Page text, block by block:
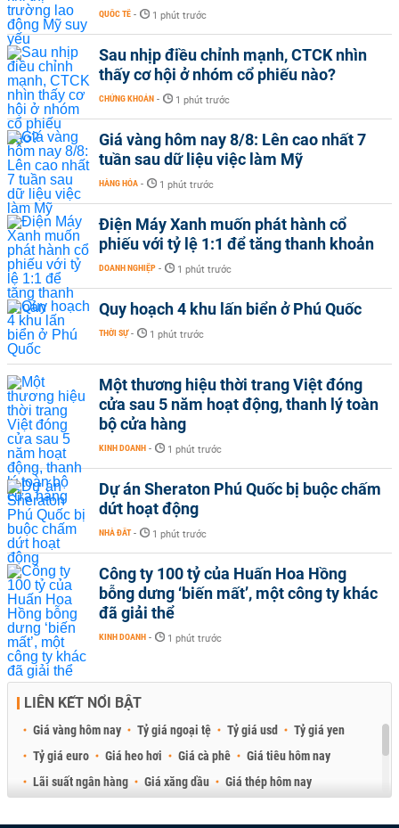
QUỐC TẾ - 1 phút trước
Sau nhịp điều chỉnh mạnh, CTCK nhìn
thấy cơ hội ở nhóm cổ phiếu nào?
CHỨNG KHOÁN - 1 phút trước
Giá vàng hôm nay 8/8: Lên cao nhất 7
tuần sau dữ liệu việc làm Mỹ
HÀNG HÓA - 1 phút trước
Điện Máy Xanh muốn phát hành cổ
phiếu với tỷ lệ 1:1 để tăng thanh khoản
DOANH NGHIỆP - 1 phút trước
Quy hoạch 4 khu lấn biển ở Phú Quốc
THỜI SỰ - 1 phút trước
Một thương hiệu thời trang Việt đóng
cửa sau 5 năm hoạt động, thanh lý toàn
bộ cửa hàng
KINH DOANH - 1 phút trước
Dự án Sheraton Phú Quốc bị buộc chấm
dứt hoạt động
NHÀ ĐẤT - 1 phút trước
Công ty 100 tỷ của Huấn Hoa Hồng
bỗng dưng ‘biến mất’, một công ty khác
đã giải thể
KINH DOANH - 1 phút trước
LIÊN KẾT NỔI BẬT
Giá vàng hôm nay Tỷ giá ngoại tệ Tỷ giá usd
Tỷ giá yen
Tỷ giá euro
Giá heo hơi Giá cà phê
Giá tiêu hôm nay
Lãi suất ngân hàng
Giá xăng dầu
Giá thép hôm nay